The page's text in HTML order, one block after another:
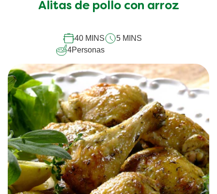
enviado
este
recipe
Alitas de pollo con arroz
40 MINS
5 MINS
4Personas